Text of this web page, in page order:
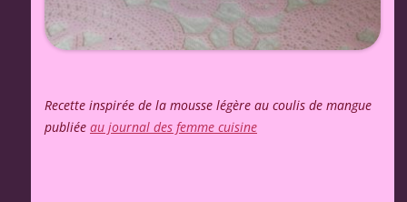
Recette inspirée de la mousse légère au coulis de mangue
publiée au journal des femme cuisine